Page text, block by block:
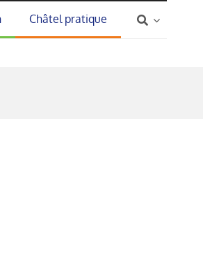
Châtel pratique